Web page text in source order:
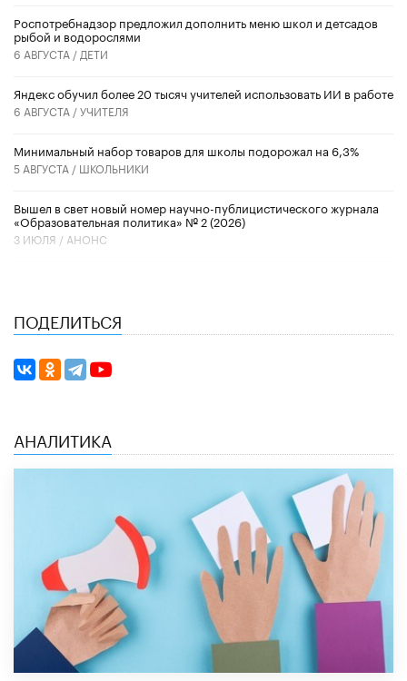
Роспотребнадзор предложил дополнить меню школ и детсадов
рыбой и водорослями
6 АВГУСТА / ДЕТИ
​Яндекс обучил более 20 тысяч учителей использовать ИИ в работе
6 АВГУСТА /УЧИТЕЛЯ
Минимальный набор товаров для школы подорожал на 6,3%
5 АВГУСТА / ШКОЛЬНИКИ
Вышел в свет новый номер научно-публицистического журнала
«Образовательная политика» № 2 (2026)
3 ИЮЛЯ / АНОНС
ПОДЕЛИТЬСЯ
АНАЛИТИКА